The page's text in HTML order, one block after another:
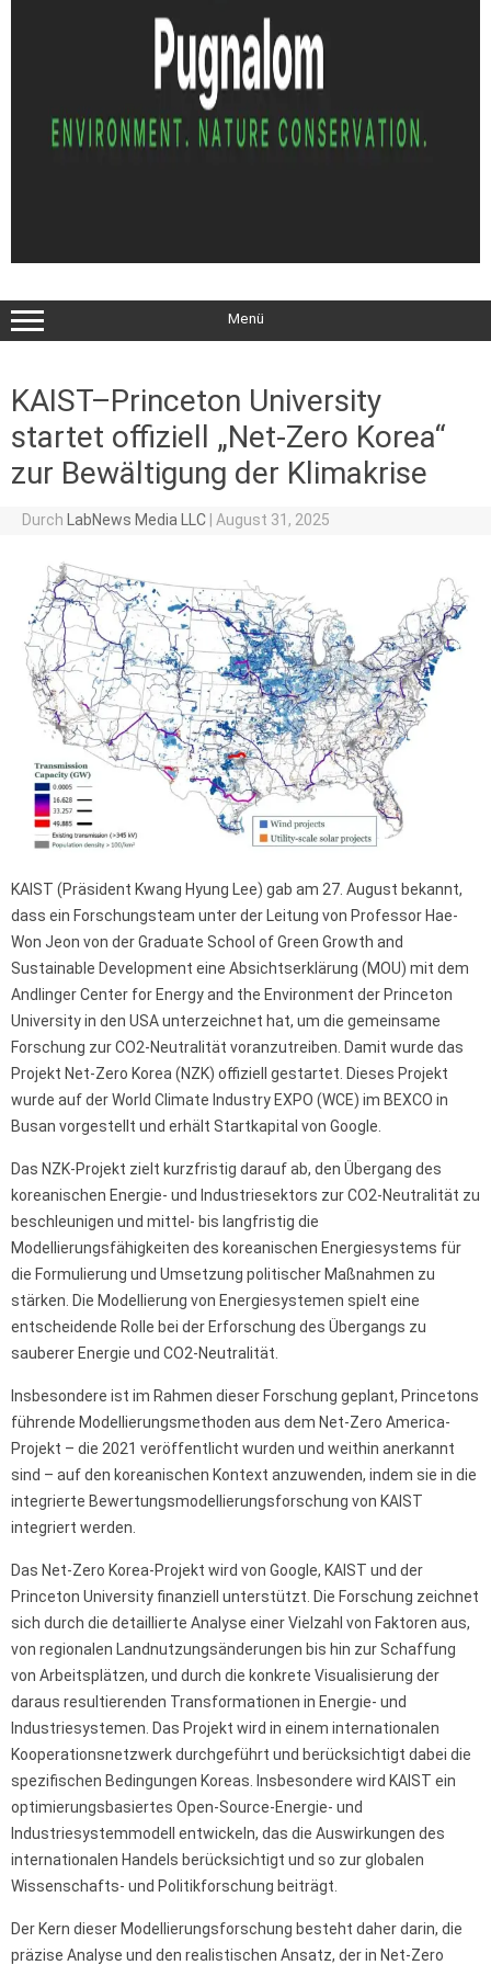
Menü
KAIST–Princeton University
startet offiziell „Net-Zero Korea“
zur Bewältigung der Klimakrise
Durch LabNews Media LLC August 31, 2025
KAIST (Präsident Kwang Hyung Lee) gab am 27. August bekannt,
dass ein Forschungsteam unter der Leitung von Professor Hae-
Won Jeon von der Graduate School of Green Growth and
Sustainable Development eine Absichtserklärung (MOU) mit dem
Andlinger Center for Energy and the Environment der Princeton
University in den USA unterzeichnet hat, um die gemeinsame
Forschung zur CO2-Neutralität voranzutreiben. Damit wurde das
Projekt Net-Zero Korea (NZK) offiziell gestartet. Dieses Projekt
wurde auf der World Climate Industry EXPO (WCE) im BEXCO in
Busan vorgestellt und erhält Startkapital von Google.
Das NZK-Projekt zielt kurzfristig darauf ab, den Übergang des
koreanischen Energie- und Industriesektors zur CO2-Neutralität zu
beschleunigen und mittel- bis langfristig die
Modellierungsfähigkeiten des koreanischen Energiesystems für
die Formulierung und Umsetzung politischer Maßnahmen zu
stärken. Die Modellierung von Energiesystemen spielt eine
entscheidende Rolle bei der Erforschung des Übergangs zu
sauberer Energie und CO2-Neutralität.
Insbesondere ist im Rahmen dieser Forschung geplant, Princetons
führende Modellierungsmethoden aus dem Net-Zero America-
Projekt – die 2021 veröffentlicht wurden und weithin anerkannt
sind – auf den koreanischen Kontext anzuwenden, indem sie in die
integrierte Bewertungsmodellierungsforschung von KAIST
integriert werden.
Das Net-Zero Korea-Projekt wird von Google, KAIST und der
Princeton University finanziell unterstützt. Die Forschung zeichnet
sich durch die detaillierte Analyse einer Vielzahl von Faktoren aus,
von regionalen Landnutzungsänderungen bis hin zur Schaffung
von Arbeitsplätzen, und durch die konkrete Visualisierung der
daraus resultierenden Transformationen in Energie- und
Industriesystemen. Das Projekt wird in einem internationalen
Kooperationsnetzwerk durchgeführt und berücksichtigt dabei die
spezifischen Bedingungen Koreas. Insbesondere wird KAIST ein
optimierungsbasiertes Open-Source-Energie- und
Industriesystemmodell entwickeln, das die Auswirkungen des
internationalen Handels berücksichtigt und so zur globalen
Wissenschafts- und Politikforschung beiträgt.
Der Kern dieser Modellierungsforschung besteht daher darin, die
präzise Analyse und den realistischen Ansatz, der in Net-Zero